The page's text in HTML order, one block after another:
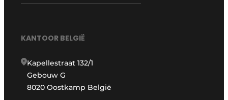
KANTOOR BELGIË
Kapellestraat 132/1
Gebouw G
8020 Oostkamp België